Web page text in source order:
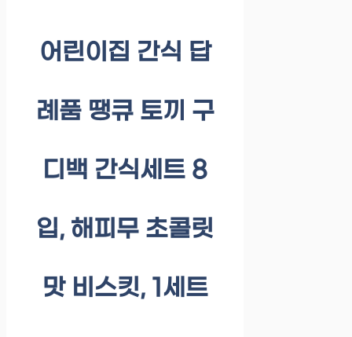
어린이집 간식 답
례품 땡큐 토끼 구
디백 간식세트 8
입, 해피무 초콜릿
맛 비스킷, 1세트